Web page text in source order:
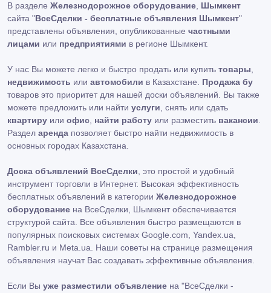
В разделе Железнодорожное оборудование Шымкент
сайта "ВсеСделки - бесплатные объявления Шымкент"
представлены объявления, опубликованные частными
лицами или предприятиями в регионе Шымкент.
У нас Вы можете легко и быстро продать или купить товары
недвижимость или автомобили в Казахстане. Продажа бу
товаров это приоритет для нашей доски объявлений. Вы также
можете предложить или найти услуги , снять или сдать
квартиру или офис найти работу или разместить вакансии
Раздел аренда позволяет быстро найти недвижимость в
основных городах Казахстана.
Доска объявлений ВсеСделки , это простой и удобный
инструмент торговли в Интернет. Высокая эффективность
бесплатных объявлений в категории Железнодорожное
оборудование на ВсеСделки, Шымкент обеспечивается
структурой сайта. Все объявления быстро размещаются в
популярных поисковых системах Google.com, Yandex.ua,
Rambler.ru и Meta.ua. Наши советы на странице размещения
объявления научат Вас создавать эффективные объявления.
Если Вы уже разместили объявление на "ВсеСделки -